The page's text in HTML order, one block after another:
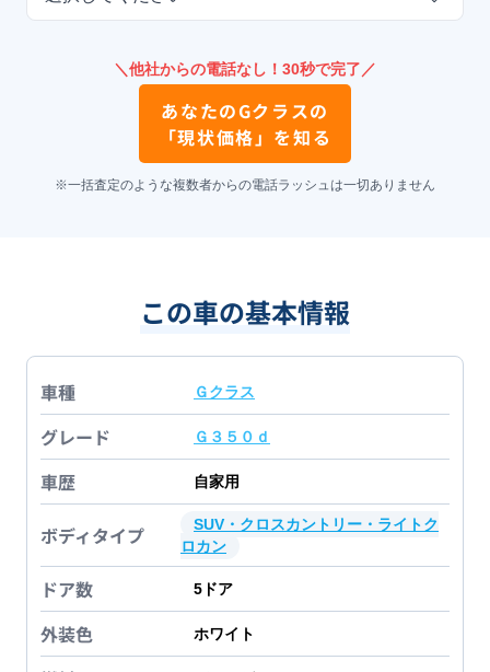
＼他社からの電話なし！30秒で完了／
あなたのGクラスの
「現状価格」を知る
※一括査定のような複数者からの電話ラッシュは一切ありません
この車の基本情報
車種 Ｇクラス
グレード Ｇ３５０ｄ
車歴 自家用
ボディタイプ
SUV・クロスカントリー・ライトク
ロカン
ドア数 5 ドア
外装色 ホワイト